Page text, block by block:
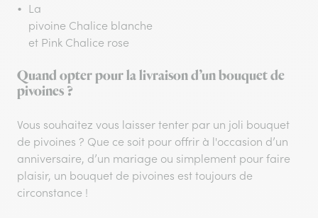
La
pivoine Chalice blanche
et Pink Chalice rose
Quand opter pour la livraison d’un bouquet de
pivoines ?
Vous souhaitez vous laisser tenter par un joli bouquet
de pivoines ? Que ce soit pour offrir à l'occasion d’un
anniversaire, d’un mariage ou simplement pour faire
plaisir, un bouquet de pivoines est toujours de
circonstance !